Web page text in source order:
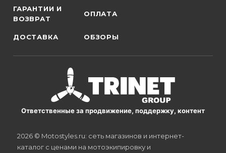
ГАРАНТИИ И
ВОЗВРАТ
ОПЛАТА
ДОСТАВКА ОБЗОРЫ
Ответственные за продвижение, поддержку, контент
2026 © Motostyles.ru: сеть магазинов и интернет-
каталог с ценами на мотоэкипировку и